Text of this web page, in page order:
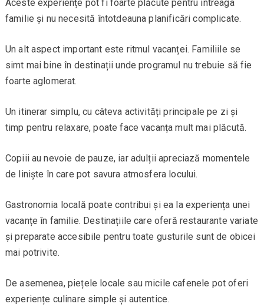
Aceste experiențe pot fi foarte plăcute pentru întreaga
familie și nu necesită întotdeauna planificări complicate.
Un alt aspect important este ritmul vacanței. Familiile se
simt mai bine în destinații unde programul nu trebuie să fie
foarte aglomerat.
Un itinerar simplu, cu câteva activități principale pe zi și
timp pentru relaxare, poate face vacanța mult mai plăcută.
Copiii au nevoie de pauze, iar adulții apreciază momentele
de liniște în care pot savura atmosfera locului.
Gastronomia locală poate contribui și ea la experiența unei
vacanțe în familie. Destinațiile care oferă restaurante variate
și preparate accesibile pentru toate gusturile sunt de obicei
mai potrivite.
De asemenea, piețele locale sau micile cafenele pot oferi
experiențe culinare simple și autentice.